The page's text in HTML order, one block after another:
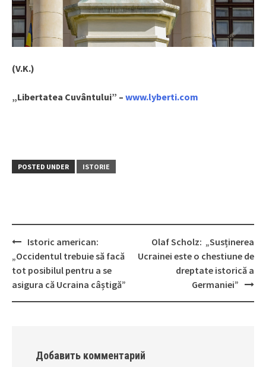
(V.K.)
„Libertatea Cuvântului” – www.lyberti.com
POSTED UNDER ISTORIE
Post
navigation
Istoric american:
„Occidentul trebuie să facă
tot posibilul pentru a se
asigura că Ucraina câștigă”
Olaf Scholz: „Susținerea
Ucrainei este o chestiune de
dreptate istorică a
Germaniei”
Добавить комментарий